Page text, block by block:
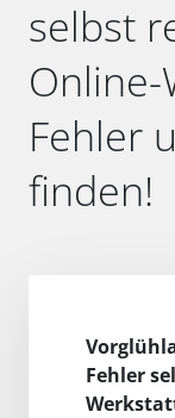
selbst
Online-
Fehler
finden!
Fehler